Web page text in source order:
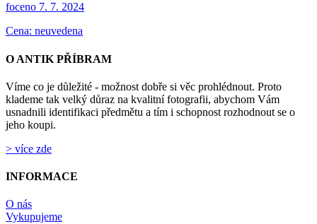
foceno 7. 7. 2024
Cena: neuvedena
O ANTIK PŘÍBRAM
Víme co je důležité - možnost dobře si věc prohlédnout. Proto
klademe tak velký důraz na kvalitní fotografii, abychom Vám
usnadnili identifikaci předmětu a tím i schopnost rozhodnout se o
jeho koupi.
> více zde
INFORMACE
O nás
Vykupujeme